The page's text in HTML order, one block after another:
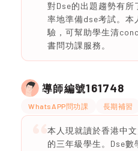
對Dse的出題趨勢有所
率地準備dse考試。本
驗，可幫助學生清
書問功課服務。
導師編號161748
WhatsAPP問功課 長期補習
本人現就讀於香港中
的三年級學生。Dse數